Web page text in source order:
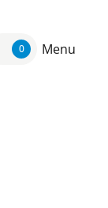
0 Menu